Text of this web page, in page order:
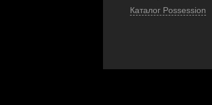
Каталог Possession